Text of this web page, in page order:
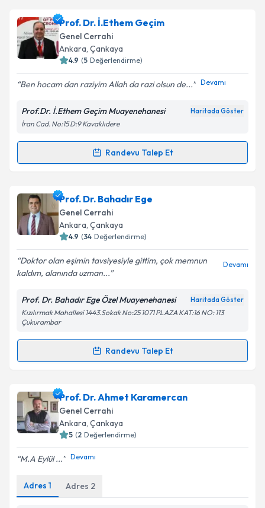
Takvim Talebini Gönder
Prof. Dr. Volkan Gençiçin randevu takvimi talebi
oluşturun. Size bu uzmandan randevu almanız için bir
takvim hazırlandığında e-posta ile bilgilendireceğiz.
Kişisel verilerimin işlenmesine ilişkin
Metni'ni okudum ve kişisel verilerimin belirtilen
kapsamda işlenmesini kabul ediyorum.
Prof. Dr. İ.Ethem Geçim
Genel Cerrahi
Ankara, Çankaya
4.9 (5 Değerlendirme)
Ben hocam dan raziyim Allah da razi olsun de... Devamı
Prof.Dr. İ.Ethem Geçim Muayenehanesi Haritada Göster
İran Cad. No:15 D:9 Kavaklıdere
Randevu Talep Et
Randevu Takvimi Talebi
Prof. Dr. İ.Ethem Geçimiçin randevu takvimi talebi
oluşturun. Size bu uzmandan randevu almanız için bir
takvim hazırlandığında e-posta ile bilgilendireceğiz.
Kişisel verilerimin işlenmesine ilişkin
Aydınlatma
Metni'ni okudum ve kişisel verilerimin belirtilen
kapsamda işlenmesini kabul ediyorum.
Takvim Talebini Gönder
Prof. Dr. Bahadır Ege
Genel Cerrahi
Ankara, Çankaya
4.9 (34 Değerlendirme)
Doktor olan eşimin tavsiyesiyle gittim, çok memnun
kaldım, alanında uzman...
Devamı
Prof. Dr. Bahadır Ege Özel Muayenehanesi Haritada Göster
Kızılırmak Mahallesi 1443.Sokak No:25 1071 PLAZA KAT:16 NO: 113
Çukurambar
Randevu Talep Et
Randevu Takvimi Talebi
Prof. Dr. Bahadır Ege için randevu takvimi talebi
oluşturun. Size bu uzmandan randevu almanız için bir
takvim hazırlandığında e-posta ile bilgilendireceğiz.
Prof. Dr. Ahmet Karamercan
Genel Cerrahi
Ankara, Çankaya
5 (2 Değerlendirme)
M.A Eylül ... Devamı
Adres 1 Adres 2